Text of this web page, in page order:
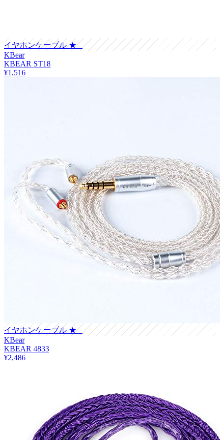
イヤホンケーブル ★ –
KBear
KBEAR ST18
¥1,516
イヤホンケーブル ★ –
KBear
KBEAR 4833
¥2,486